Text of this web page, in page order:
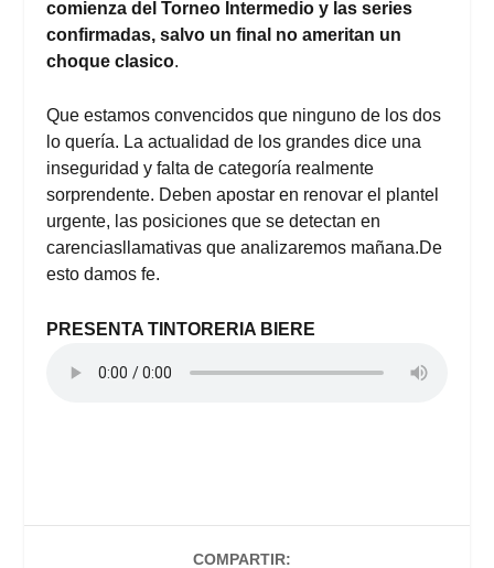
comienza del Torneo Intermedio y las series
confirmadas, salvo un final no ameritan un
choque clasico.
Que estamos convencidos que ninguno de los dos
lo quería. La actualidad de los grandes dice una
inseguridad y falta de categoría realmente
sorprendente. Deben apostar en renovar el plantel
urgente, las posiciones que se detectan en
carenciasllamativas que analizaremos mañana.De
esto damos fe.
PRESENTA TINTORERIA BIERE
COMPARTIR: